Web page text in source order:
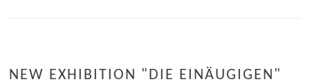
NEW EXHIBITION "DIE EINÄUGIGEN"